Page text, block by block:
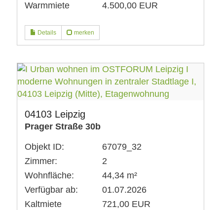
Warmmiete
4.500,00 EUR
Details merken
04103 Leipzig
Prager Straße 30b
Objekt ID:
67079_32
Zimmer:
2
Wohnfläche:
44,34 m²
Verfügbar ab:
01.07.2026
Kaltmiete
721,00 EUR